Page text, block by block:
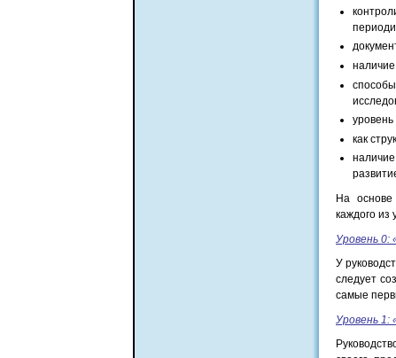
как
На основе
каждого из
Уровень
У
следует
самые
Уровень 1: